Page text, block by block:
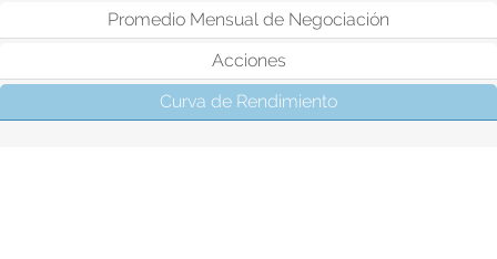
Promedio Mensual de Negociación
Acciones
Curva de Rendimiento